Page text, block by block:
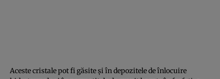
Aceste cristale pot fi găsite și în depozitele de înlocuire